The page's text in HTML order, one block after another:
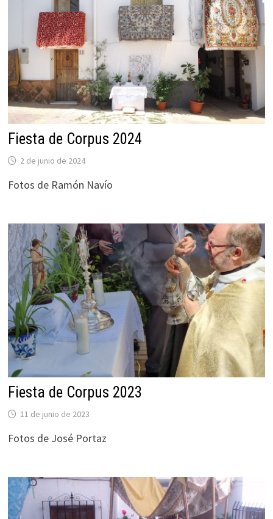
Fiesta de Corpus 2024
2 de junio de 2024
Fotos de Ramón Navío
Fiesta de Corpus 2023
11 de junio de 2023
Fotos de José Portaz